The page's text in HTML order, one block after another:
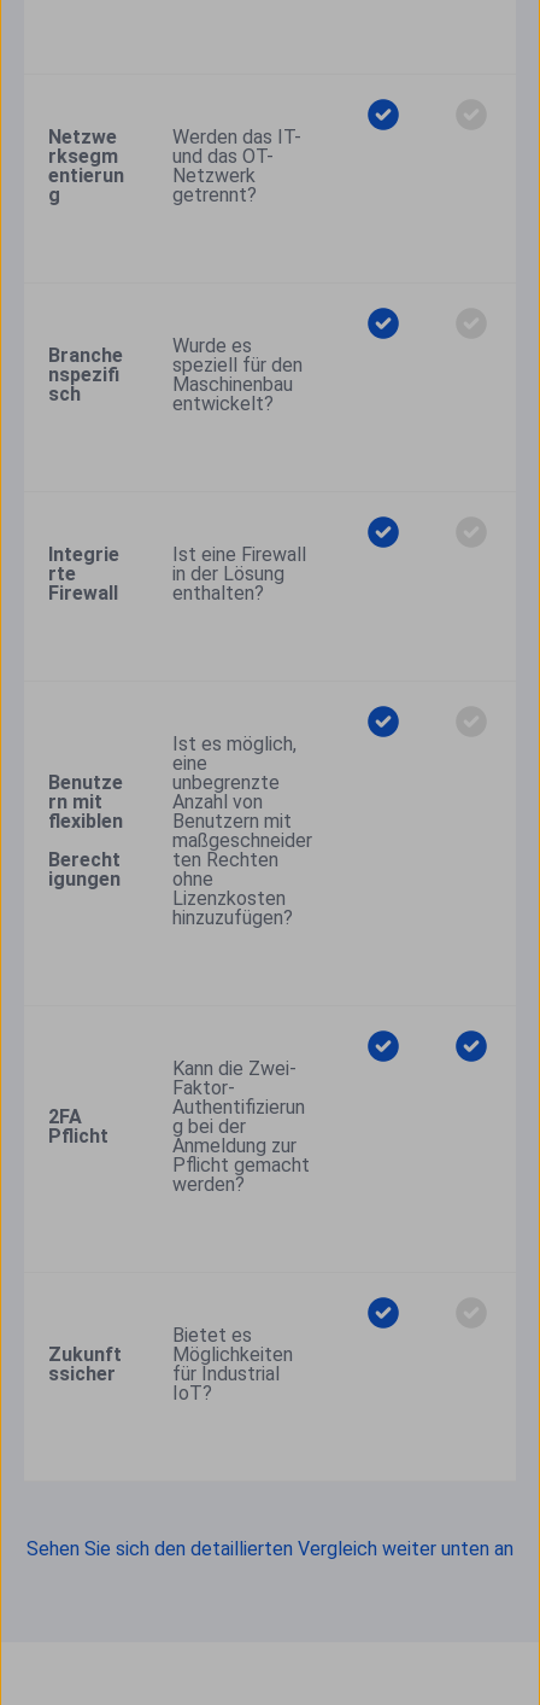
Netzwe
rksegm
entierun
g
Werden das IT-
und das OT-
Netzwerk
getrennt?
Branche
nspezifi
sch
Wurde es
speziell für den
Maschinenbau
entwickelt?
Integrie
rte
Firewall
Ist eine Firewall
in der Lösung
enthalten?
Benutze
rn mit
flexiblen
Berecht
igungen
Ist es möglich,
eine
unbegrenzte
Anzahl von
Benutzern mit
maßgeschneider
ten Rechten
ohne
Lizenzkosten
hinzuzufügen?
2FA
Pflicht
Kann die Zwei-
Faktor-
Authentifizierun
g bei der
Anmeldung zur
Pflicht gemacht
werden?
Zukunft
ssicher
Bietet es
Möglichkeiten
für Industrial
IoT?
Sehen Sie sich den detaillierten Vergleich weiter unten an